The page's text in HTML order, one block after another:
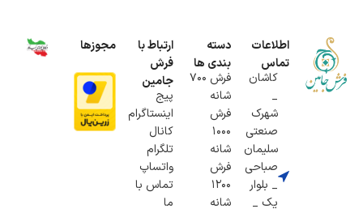
اطلاعات
تماس
کاشان
_
شهرک
صنعتی
سلیمان
صباحی
_ بلوار
یک _
دسته
بندی ها
فرش 700
شانه
فرش
1000
شانه
فرش
1200
شانه
ارتباط با
فرش
جامین
پیج
اینستاگرام
کانال
تلگرام
واتساپ
تماس با
ما
مجوزها